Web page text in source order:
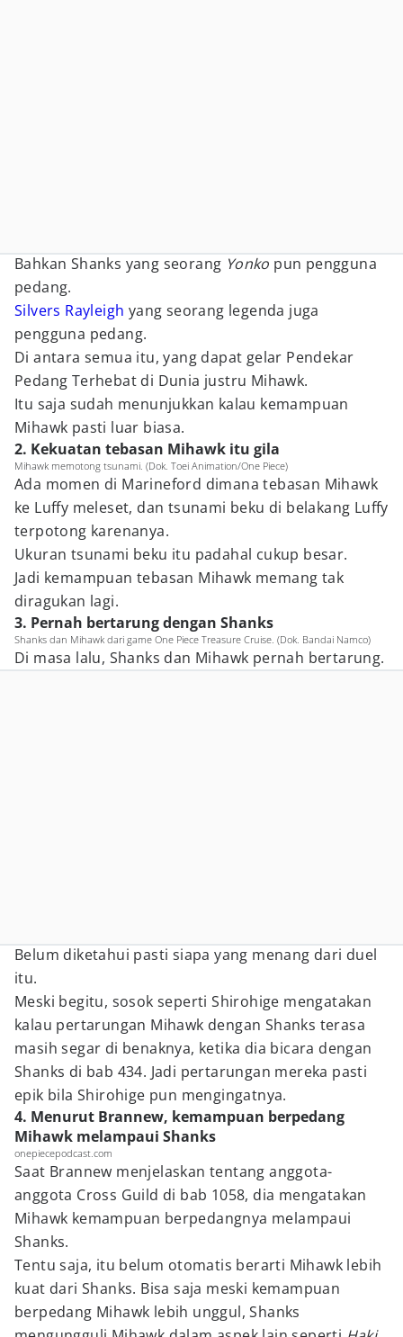
Bahkan Shanks yang seorang Yonko pun pengguna
pedang.
Silvers Rayleigh yang seorang legenda juga
pengguna pedang.
Di antara semua itu, yang dapat gelar Pendekar
Pedang Terhebat di Dunia justru Mihawk.
Itu saja sudah menunjukkan kalau kemampuan
Mihawk pasti luar biasa.
2. Kekuatan tebasan Mihawk itu gila
Mihawk memotong tsunami. (Dok. Toei Animation/One Piece)
Ada momen di Marineford dimana tebasan Mihawk
ke Luffy meleset, dan tsunami beku di belakang Luffy
terpotong karenanya.
Ukuran tsunami beku itu padahal cukup besar.
Jadi kemampuan tebasan Mihawk memang tak
diragukan lagi.
3. Pernah bertarung dengan Shanks
Shanks dan Mihawk dari game One Piece Treasure Cruise. (Dok. Bandai Namco)
Di masa lalu, Shanks dan Mihawk pernah bertarung.
Belum diketahui pasti siapa yang menang dari duel
itu.
Meski begitu, sosok seperti Shirohige mengatakan
kalau pertarungan Mihawk dengan Shanks terasa
masih segar di benaknya, ketika dia bicara dengan
Shanks di bab 434. Jadi pertarungan mereka pasti
epik bila Shirohige pun mengingatnya.
4. Menurut Brannew, kemampuan berpedang
Mihawk melampaui Shanks
onepiecepodcast.com
Saat Brannew menjelaskan tentang anggota-
anggota Cross Guild di bab 1058, dia mengatakan
Mihawk kemampuan berpedangnya melampaui
Shanks.
Tentu saja, itu belum otomatis berarti Mihawk lebih
kuat dari Shanks. Bisa saja meski kemampuan
berpedang Mihawk lebih unggul, Shanks